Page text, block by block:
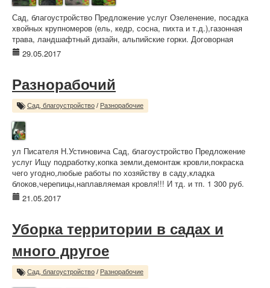
Сад, благоустройство Предложение услуг Озеленение, посадка
хвойных крупномеров (ель, кедр, сосна, пихта и т.д.),газонная
трава, ландшафтный дизайн, альпийские горки. Договорная
29.05.2017
Разнорабочий
Сад, благоустройство / Разнорабочие
ул Писателя Н.Устиновича Сад, благоустройство Предложение
услуг Ищу подработку,копка земли,демонтаж кровли,покраска
чего угодно,любые работы по хозяйству в саду,кладка
блоков,черепицы,наплавляемая кровля!!! И тд. и тп. 1 300 руб.
21.05.2017
Уборка территории в садах и
много другое
Сад, благоустройство / Разнорабочие